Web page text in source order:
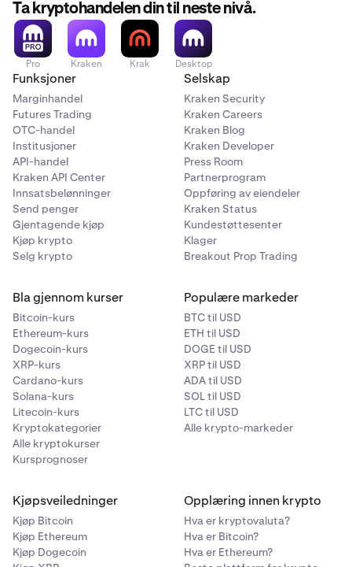
10 000
70 000
PLAY
hver
11–20
5 000
50 000
PLAY
hver
21–100
1,250
100 000
PLAY
hver
100 000 delt (variabel)
100 000
PLAY
Ta kryptohandelen din til neste nivå.
Pro Kraken Krak Desktop
Funksjoner
Marginhandel
Futures Trading
OTC-handel
Institusjoner
API-handel
Kraken API Center
Innsatsbelønninger
Send penger
Gjentagende kjøp
Kjøp krypto
Selg krypto
Selskap
Kraken Security
Kraken Careers
Kraken Blog
Kraken Developer
Press Room
Partnerprogram
Oppføring av eiendeler
Kraken Status
Kundestøttesenter
Klager
Breakout Prop Trading
Bla gjennom kurser
Bitcoin-kurs
Ethereum-kurs
Dogecoin-kurs
XRP-kurs
Cardano-kurs
Solana-kurs
Litecoin-kurs
Kryptokategorier
Alle kryptokurser
Kursprognoser
Populære markeder
BTC til USD
ETH til USD
DOGE til USD
XRP til USD
ADA til USD
SOL til USD
LTC til USD
Alle krypto-markeder
Kjøpsveiledninger
Kjøp Bitcoin
Kjøp Ethereum
Kjøp Dogecoin
Opplæring innen krypto
Hva er kryptovaluta?
Hva er Bitcoin?
Hva er Ethereum?